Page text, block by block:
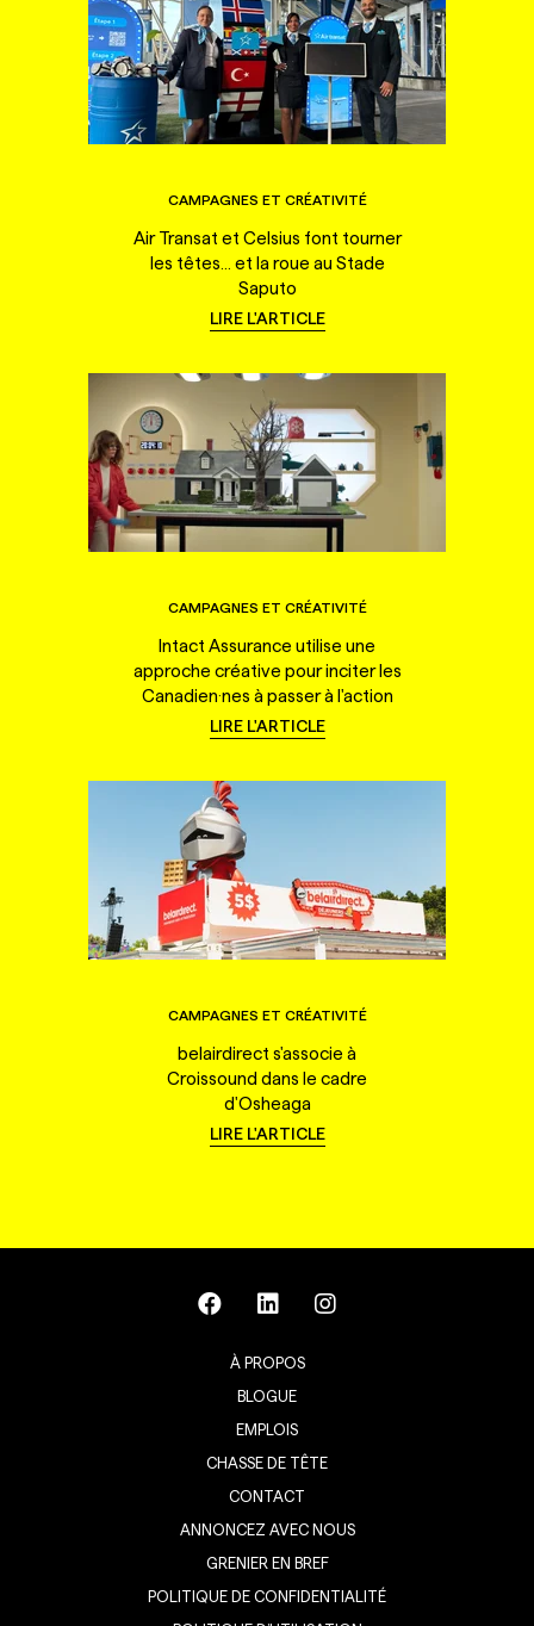
CAMPAGNES ET CRÉATIVITÉ
Air Transat et Celsius font tourner
les têtes... et la roue au Stade
Saputo
LIRE L'ARTICLE
CAMPAGNES ET CRÉATIVITÉ
Intact Assurance utilise une
approche créative pour inciter les
Canadien·nes à passer à l'action
LIRE L'ARTICLE
CAMPAGNES ET CRÉATIVITÉ
belairdirect s'associe à
Croissound dans le cadre
d'Osheaga
LIRE L'ARTICLE
À PROPOS
BLOGUE
EMPLOIS
CHASSE DE TÊTE
CONTACT
ANNONCEZ AVEC NOUS
GRENIER EN BREF
POLITIQUE DE CONFIDENTIALITÉ